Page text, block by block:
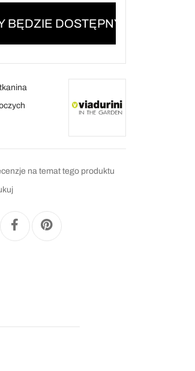
DOSTĘPNY
na temat tego produktu